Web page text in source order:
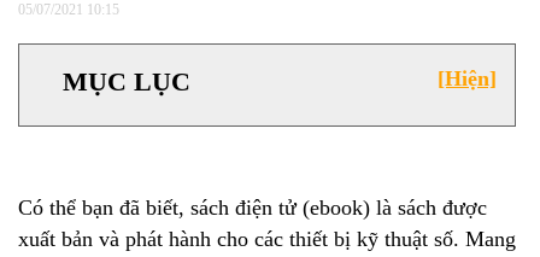
05/07/2021 10:15
[Hiện]
MỤC LỤC
Có thể bạn đã biết, sách điện tử (ebook) là sách được
xuất bản và phát hành cho các thiết bị kỹ thuật số. Mang